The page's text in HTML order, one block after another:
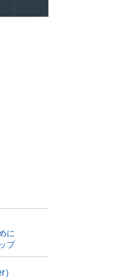
に
プ